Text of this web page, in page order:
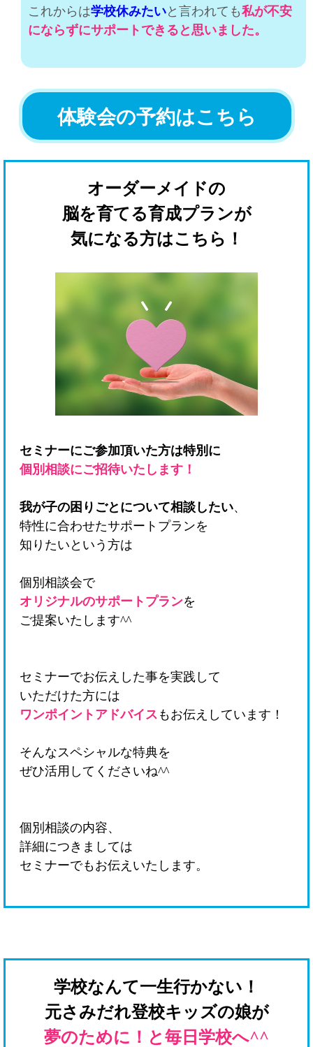
これからは学校休みたいと言われても私が不安
にならずにサポートできると思いました。
体験会の予約はこちら
オーダーメイドの
脳を育てる育成プランが
気になる方はこちら！
セミナーにご参加頂いた方は特別に
個別相談にご招待いたします！
我が子の困りごとについて相談したい、
特性に合わせたサポートプランを
知りたいという方は
個別相談会で
オリジナルのサポートプランを
ご提案いたします^^
セミナーでお伝えした事を実践して
いただけた方には
ワンポイントアドバイス もお伝えしています！
そんなスペシャルな特典を
ぜひ活用してくださいね^^
個別相談の内容、
詳細につきましては
セミナーでもお伝えいたします。
学校なんて一生行かない！
元さみだれ登校キッズの娘が
夢のために！と毎日学校へ^^